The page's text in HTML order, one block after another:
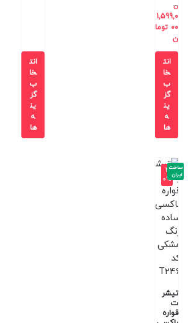
ن
1,599,0
00 توما
ن
انت
خا
ب
گز
ین
ه
ها
انت
خا
ب
گز
ین
ه
ها
-4
0%
تیشر
ت
قواره
ساخت
ایران